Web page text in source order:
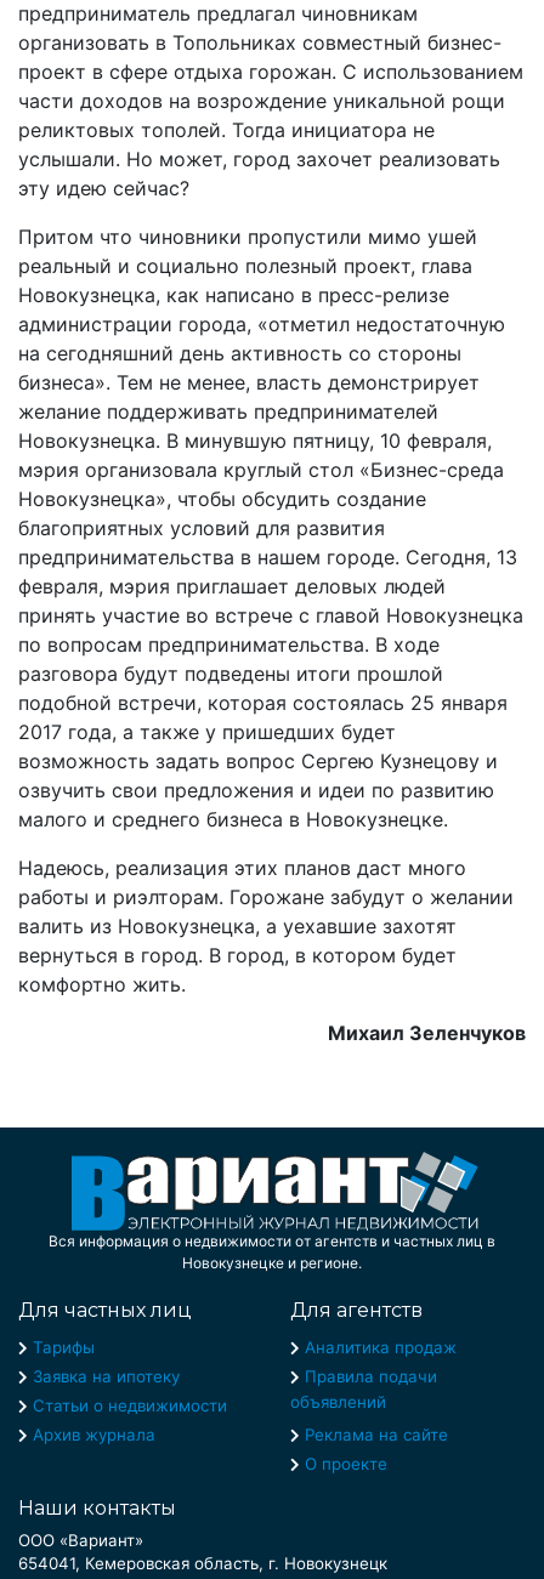
предприниматель предлагал чиновникам
организовать в Топольниках совместный бизнес­-
проект в сфере отдыха горожан. С использованием
части доходов на возрождение уникальной рощи
реликтовых тополей. Тогда инициатора не
услышали. Но может, город захочет реализовать
эту идею сейчас?
Притом что чиновники пропустили мимо ушей
реальный и социально полезный проект, глава
Новокузнецка, как написано в пресс-­релизе
администрации города, «отметил недостаточную
на сегодняшний день активность со стороны
бизнеса». Тем не менее, власть демонстрирует
желание поддерживать предпринимателей
Новокузнецка. В минувшую пятницу, 10 февраля,
мэрия организовала круглый стол «Бизнес-­среда
Новокузнецка», чтобы обсудить создание
благоприятных условий для развития
предпринимательства в нашем городе. Сегодня, 13
февраля, мэрия приглашает деловых людей
принять участие во встрече с главой Новокузнецка
по вопросам предпринимательства. В ходе
разговора будут подведены итоги прошлой
подобной встречи, которая состоялась 25 января
2017 года, а также у пришедших будет
возможность задать вопрос Сергею Кузнецову и
озвучить свои предложения и идеи по развитию
малого и среднего бизнеса в Новокузнецке.
Надеюсь, реализация этих планов даст много
работы и риэлторам. Горожане забудут о желании
валить из Новокузнецка, а уехавшие захотят
вернуться в город. В город, в котором будет
комфортно жить.
Михаил Зеленчуков
Вся информация о недвижимости от агентств и частных лиц в
Новокузнецке и регионе.
Для частных лиц
Тарифы
Заявка на ипотеку
Статьи о недвижимости
Архив журнала
Для агентств
Аналитика продаж
Правила подачи
объявлений
Реклама на сайте
О проекте
Наши контакты
ООО «Вариант»
654041, Кемеровская область, г. Новокузнецк